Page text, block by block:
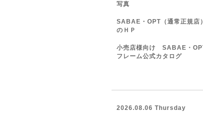
写真
SABAE・OPT（通常正規店）
のＨＰ
小売店様向け SABAE・
フレーム公式カタログ
2026.08.06 Thursday